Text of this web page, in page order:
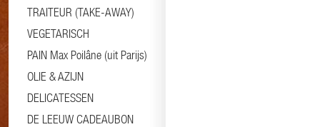
TRAITEUR (TAKE-AWAY)
VEGETARISCH
PAIN Max Poilâne (uit Parijs)
OLIE & AZIJN
DELICATESSEN
DE LEEUW CADEAUBON